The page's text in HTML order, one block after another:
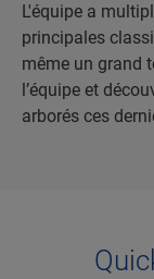
L'équipe a
principales
même un grand
l’équipe et
arborés ces